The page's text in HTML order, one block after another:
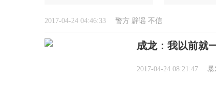
2017-04-24 04:46:33 警方 辟谣 不信
成龙：我以前就
2017-04-24 08:21:47 暴